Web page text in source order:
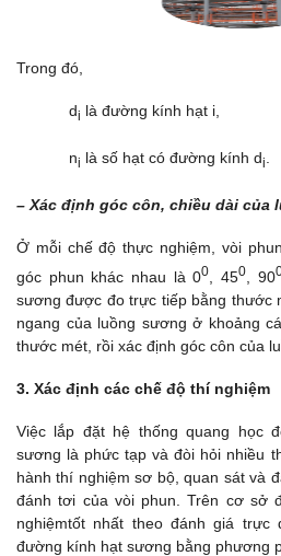
Trong đó,
di là đường kính hạt i,
ni là số hạt có đường kính di
– Xác định góc côn, chiều dài của
Ở mỗi chế độ thực nghiệm, vòi
góc phun khác nhau là 00 , 450 , 90
sương được đo trực tiếp bằng thước
ngang của luồng sương ở khoảng
thước mét, rồi xác định góc côn của
3. Xác định các chế độ thí nghiệm
Việc lắp đặt hệ thống quang học
sương là phức tạp và đòi hỏi nhiều
hành thí nghiệm sơ bộ, quan sát và
đánh tơi của vòi phun. Trên cơ sở
nghiệmtốt nhất theo đánh giá
đường kính hạt sương bằng phương